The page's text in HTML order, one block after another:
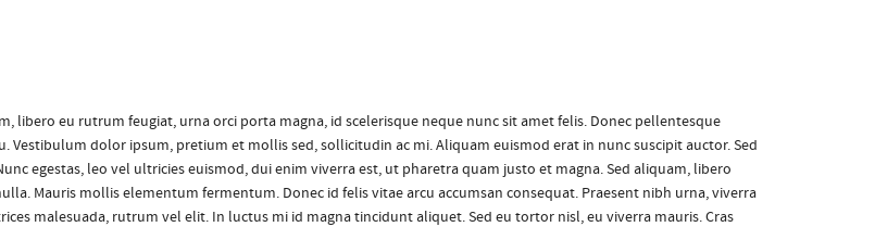
libero eu rutrum feugiat, urna orci porta magna, id scelerisque neque nunc sit amet felis. Donec pellentesque
Vestibulum dolor ipsum, pretium et mollis sed, sollicitudin ac mi. Aliquam euismod erat in nunc suscipit auctor. Sed
egestas, leo vel ultricies euismod, dui enim viverra est, ut pharetra quam justo et magna. Sed aliquam, libero
Mauris mollis elementum fermentum. Donec id felis vitae arcu accumsan consequat. Praesent nibh urna, viverra
malesuada, rutrum vel elit. In luctus mi id magna tincidunt aliquet. Sed eu tortor nisl, eu viverra mauris. Cras